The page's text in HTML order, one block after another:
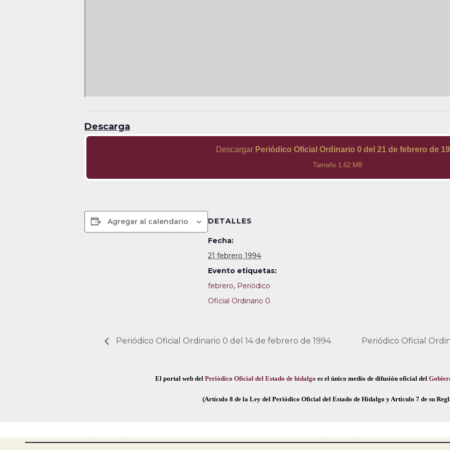
Descarga
Descargar Periódico Oficial Ordinario 0 del 21 de febrero de
Tamaño 1.62 MB
Agregar al calendario DETALLES
Fecha:
21 febrero 1994
Evento etiquetas:
febrero, Periódico
Oficial Ordinario 0
Periódico Oficial Ordinario 0 del 14 de febrero de 1994 Periódico Oficial
El portal web del Periódico Oficial del Estado de hidalgo es el único medio de difusión oficial del
(Artículo 8 de la Ley del Periódico Oficial del Estado de Hidalgo y Artículo 7 de su